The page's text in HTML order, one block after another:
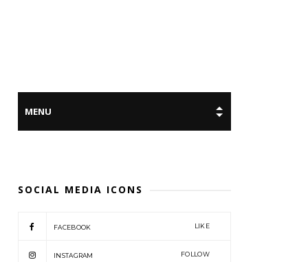
SOCIAL MEDIA ICONS
FACEBOOK LIKE
INSTAGRAM FOLLOW